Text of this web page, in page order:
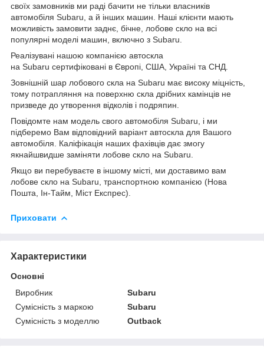
своїх замовників ми раді бачити не тільки власників
автомобіля Subaru, а й інших машин. Наші клієнти мають
можливість замовити заднє, бічне, лобове скло на всі
популярні моделі машин, включно з Subaru.
Реалізувані нашою компанією автоскла
на Subaru сертифіковані в Європі, США, Україні та СНД.
Зовнішній шар лобового скла на Subaru має високу міцність,
тому потрапляння на поверхню скла дрібних камінців не
призведе до утворення відколів і подряпин.
Повідомте нам модель свого автомобіля Subaru, і ми
підберемо Вам відповідний варіант автоскла для Вашого
автомобіля. Каліфікація наших фахівців дає змогу
якнайшвидше заміняти лобове скло на Subaru.
Якщо ви перебуваєте в іншому місті, ми доставимо вам
лобове скло на Subaru, транспортною компанією (Нова
Пошта, Ін-Тайм, Міст Експрес).
Приховати
Характеристики
Основні
Виробник
Subaru
Сумісність з маркою
Subaru
Сумісність з моделлю
Outback